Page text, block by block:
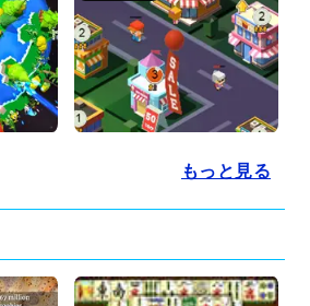
もっと見る